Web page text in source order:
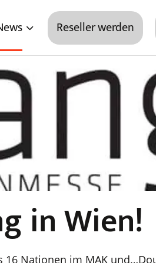
Reseller werden
in Wien!
16 Nationen im MAK